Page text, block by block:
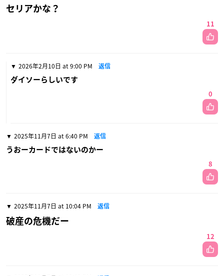
セリアかな？
11
2026年2月10日 at 9:00 PM 返信
ダイソーらしいです
0
2025年11月7日 at 6:40 PM 返信
うおーカードではないのかー
8
2025年11月7日 at 10:04 PM 返信
破産の危機だー
12